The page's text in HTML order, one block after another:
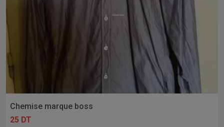
Chemise marque boss
25 DT